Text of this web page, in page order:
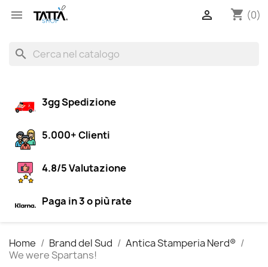
 shopping_cart (0)

search
3gg Spedizione
5.000+ Clienti
4.8/5 Valutazione
Paga in 3 o più rate
Home Brand del Sud
Antica Stamperia Nerd®
We were Spartans!